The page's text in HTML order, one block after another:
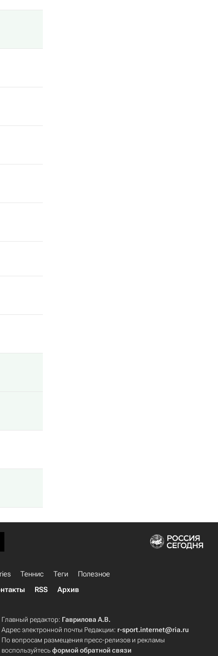
Теннис Теги
Полезное
RSS Архив
Главный редактор: Гаврилова А.В.
Адрес электронной почты Редакции: r-sport.internet@ria.ru
По вопросам размещения пресс-релизов и рекламы
воспользуйтесьформой обратной связи